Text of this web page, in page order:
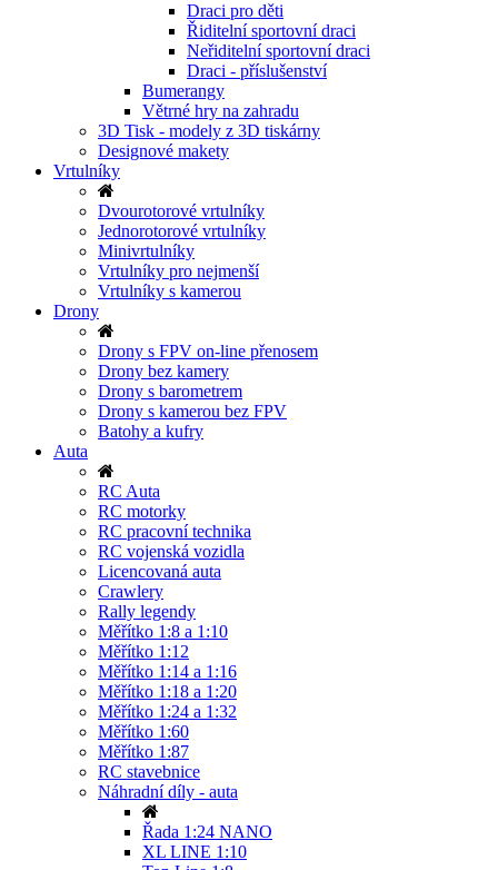
Draci pro děti
Řiditelní sportovní draci
Neřiditelní sportovní draci
Draci - příslušenství
Bumerangy
Větrné hry na zahradu
3D Tisk - modely z 3D tiskárny
Designové makety
Vrtulníky
Dvourotorové vrtulníky
Jednorotorové vrtulníky
Minivrtulníky
Vrtulníky pro nejmenší
Vrtulníky s kamerou
Drony
Drony s FPV on-line přenosem
Drony bez kamery
Drony s barometrem
Drony s kamerou bez FPV
Batohy a kufry
Auta
RC Auta
RC motorky
RC pracovní technika
RC vojenská vozidla
Licencovaná auta
Crawlery
Rally legendy
Měřítko 1:8 a 1:10
Měřítko 1:12
Měřítko 1:14 a 1:16
Měřítko 1:18 a 1:20
Měřítko 1:24 a 1:32
Měřítko 1:60
Měřítko 1:87
RC stavebnice
Náhradní díly - auta
Řada 1:24 NANO
XL LINE 1:10